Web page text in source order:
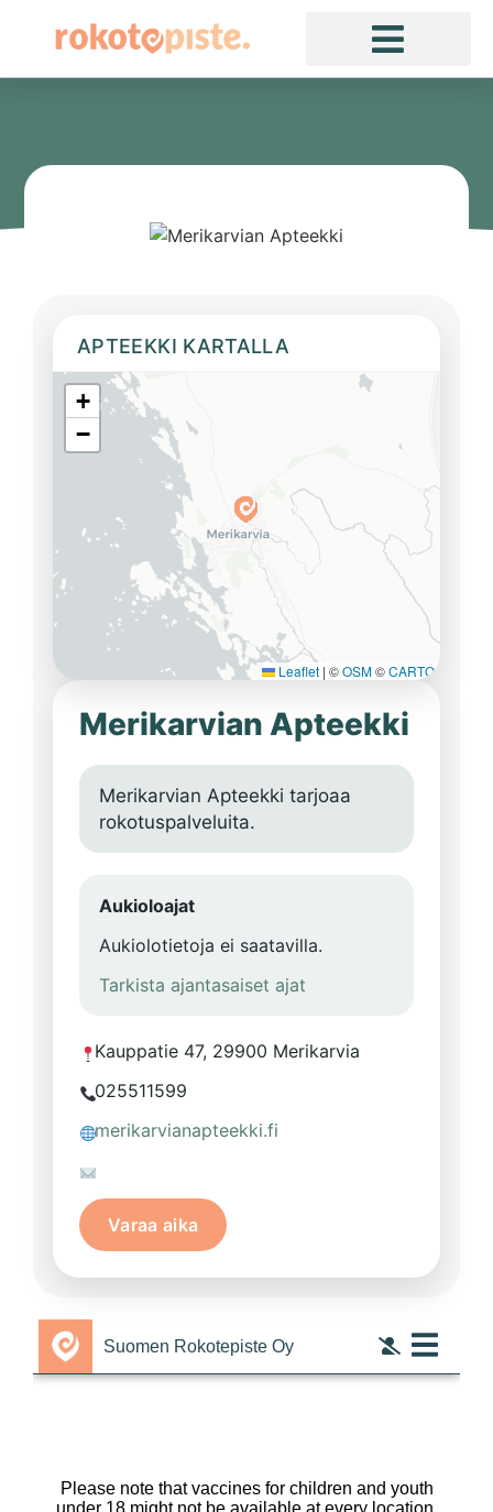
APTEEKKI KARTALLA
+
−
Leaflet | ©OSM©CARTO
Merikarvian Apteekki
Merikarvian Apteekki tarjoaa
rokotuspalveluita.
Aukioloajat
Aukiolotietoja ei saatavilla.
Tarkista ajantasaiset ajat
Kauppatie 47, 29900 Merikarvia
025511599
merikarvianapteekki.fi
Varaa aika